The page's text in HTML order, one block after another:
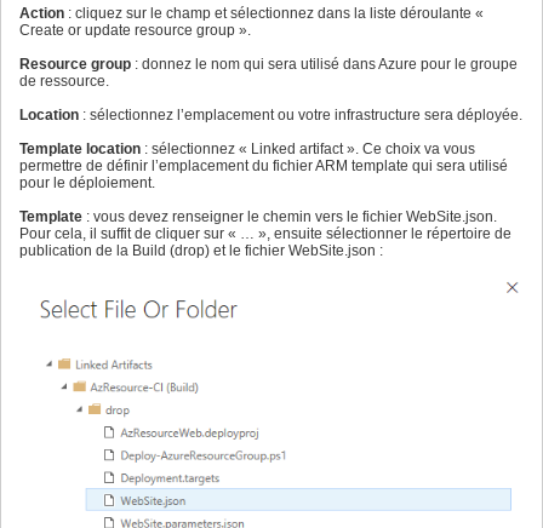
Action : cliquez sur le champ et sélectionnez dans la liste déroulante «
Create or update resource group ».
Resource group : donnez le nom qui sera utilisé dans Azure pour le groupe
de ressource.
Location : sélectionnez l’emplacement ou votre infrastructure sera déployée.
Template location : sélectionnez « Linked artifact ». Ce choix va vous
permettre de définir l’emplacement du fichier ARM template qui sera utilisé
pour le déploiement.
Template : vous devez renseigner le chemin vers le fichier WebSite.json.
Pour cela, il suffit de cliquer sur « … », ensuite sélectionner le répertoire de
publication de la Build (drop) et le fichier WebSite.json :